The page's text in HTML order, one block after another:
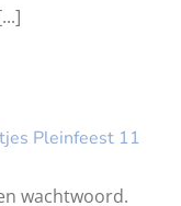
Pleinfeest 11
wachtwoord.